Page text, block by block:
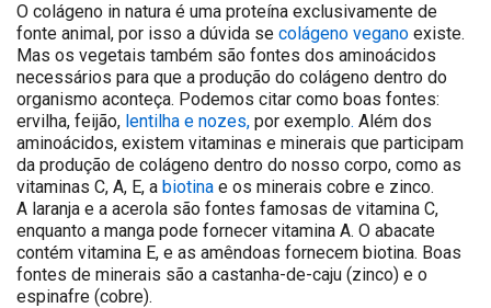
O colágeno in natura é uma proteína exclusivamente de
fonte animal, por isso a dúvida se colágeno vegano existe.
Mas os vegetais também são fontes dos aminoácidos
necessários para que a produção do colágeno dentro do
organismo aconteça. Podemos citar como boas fontes:
ervilha, feijão, lentilha e nozes, por exemplo. Além dos
aminoácidos, existem vitaminas e minerais que participam
da produção de colágeno dentro do nosso corpo, como as
vitaminas C, A, E, a biotina e os minerais cobre e zinco.
A laranja e a acerola são fontes famosas de vitamina C,
enquanto a manga pode fornecer vitamina A. O abacate
contém vitamina E, e as amêndoas fornecem biotina. Boas
fontes de minerais são a castanha-de-caju (zinco) e o
espinafre (cobre).